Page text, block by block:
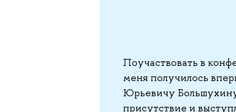
Поучаствовать в
меня получилось
Юрьевичу Большухину
присутствие и